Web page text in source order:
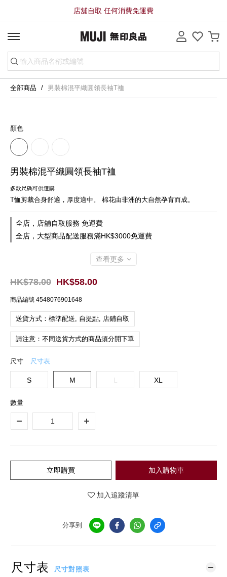
店舖自取 任何消費免運費
全部商品 男裝棉混平織圓領長袖T裇
顏色
男裝棉混平織圓領長袖T裇
多款尺碼可供選購
T恤剪裁合身舒適，厚度適中。 棉花由非洲的大自然孕育而成。
全店，店舖自取服務 免運費
全店，大型商品配送服務滿HK$3000免運費
查看更多
HK$58.00
HK$78.00
商品編號 4548076901648
送貨方式：標準配送, 自提點, 店鋪自取
請注意：不同送貨方式的商品須分開下單
尺寸 尺寸表
S M XL
數量
加入購物車
立即購買
加入追蹤清單
分享到
尺寸表 尺寸對照表